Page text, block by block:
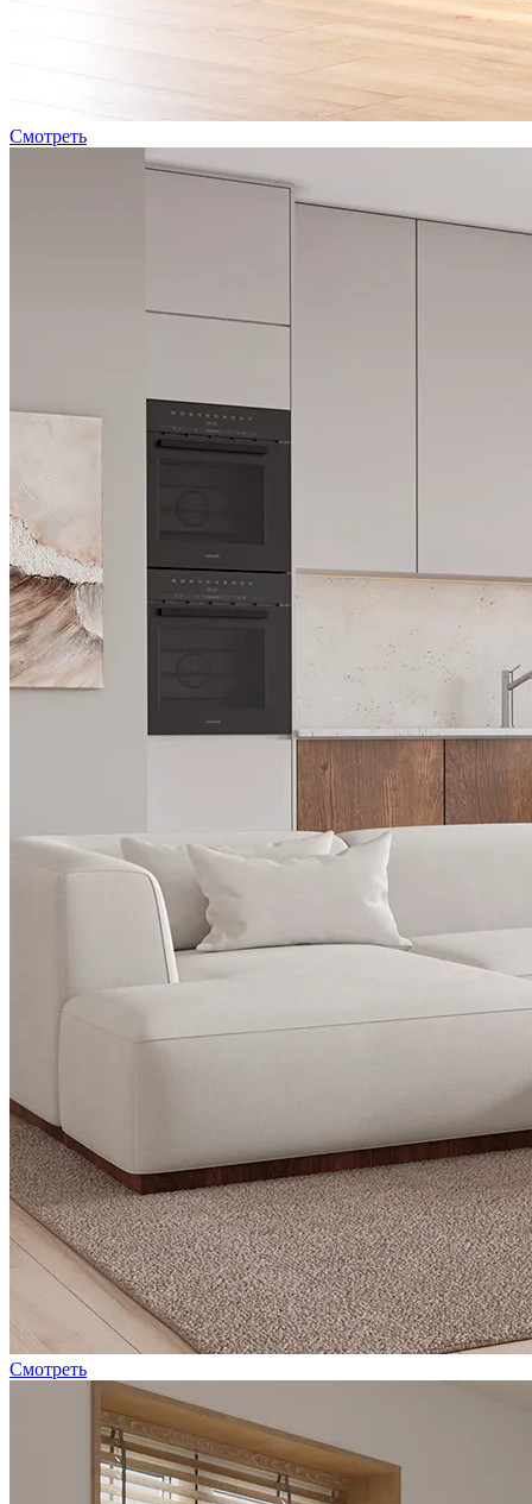
Смотреть
Смотреть